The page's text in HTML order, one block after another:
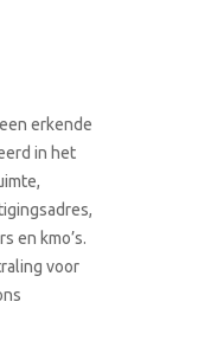
erkende
in het
en kmo’s.
voor